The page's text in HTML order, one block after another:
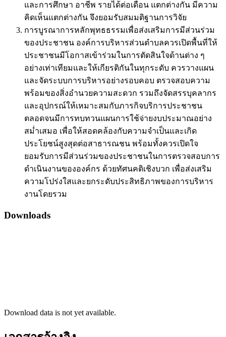
และการศึกษา อาชีพ รายได้ต่อเดือน แตกต่างกัน มีความ
คิดเห็นแตกต่างกัน จึงยอมรับสมมติฐานการวิจัย
การบูรณาการหลักพุทธธรรมเพื่อส่งเสริมการมีส่วนร่วม
ของประชาชน องค์การบริหารส่วนตำบลควรเปิดพื้นที่ให้
ประชาชนมีโอกาสเข้าร่วมในการตัดสินใจด้านต่าง ๆ
อย่างเท่าเทียมและให้เกียรติกันในทุกระดับ ควรวางแผน
และจัดระบบการบริหารอย่างรอบคอบ ตรวจสอบความ
พร้อมของสิ่งอำนวยความสะดวก รวมถึงจัดสรรบุคลากร
และอุปกรณ์ให้เหมาะสมกับภารกิจบริการประชาชน
ตลอดจนมีการทบทวนแผนการใช้จ่ายงบประมาณอย่าง
สม่ำเสมอ เพื่อให้สอดคล้องกับความจำเป็นและเกิด
ประโยชน์สูงสุดต่อสาธารณชน พร้อมทั้งควรเปิดใจ
ยอมรับการมีส่วนร่วมของประชาชนในการตรวจสอบการ
ดำเนินงานขององค์กร ด้วยทัศนคติเชิงบวก เพื่อส่งเสริม
ความโปร่งใสและยกระดับประสิทธิภาพของการบริหาร
งานโดยรวม
Downloads
Download data is not yet available.